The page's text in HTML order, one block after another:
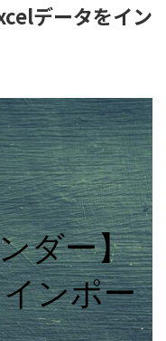
データをイン
ダー】
ンポー